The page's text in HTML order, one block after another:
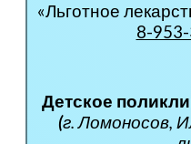
«Льготное
8-
Детское
(г. Ломоносов,